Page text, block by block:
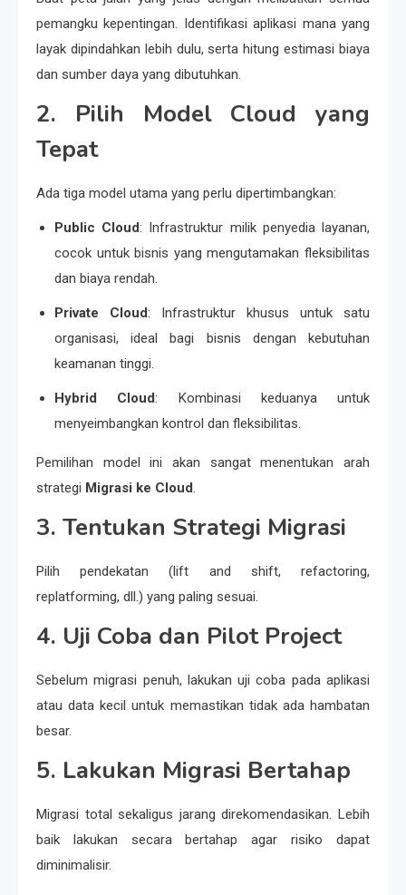
pemangku kepentingan. Identifikasi aplikasi mana yang
layak dipindahkan lebih dulu, serta hitung estimasi biaya
dan sumber daya yang dibutuhkan.
2. Pilih Model Cloud yang
Tepat
Ada tiga model utama yang perlu dipertimbangkan:
Public Cloud: Infrastruktur milik penyedia layanan,
cocok untuk bisnis yang mengutamakan fleksibilitas
dan biaya rendah.
Private Cloud: Infrastruktur khusus untuk satu
organisasi, ideal bagi bisnis dengan kebutuhan
keamanan tinggi.
Hybrid Cloud: Kombinasi keduanya untuk
menyeimbangkan kontrol dan fleksibilitas.
Pemilihan model ini akan sangat menentukan arah
strategi Migrasi ke Cloud.
3. Tentukan Strategi Migrasi
Pilih pendekatan (lift and shift, refactoring,
replatforming, dll.) yang paling sesuai.
4. Uji Coba dan Pilot Project
Sebelum migrasi penuh, lakukan uji coba pada aplikasi
atau data kecil untuk memastikan tidak ada hambatan
besar.
5. Lakukan Migrasi Bertahap
Migrasi total sekaligus jarang direkomendasikan. Lebih
baik lakukan secara bertahap agar risiko dapat
diminimalisir.